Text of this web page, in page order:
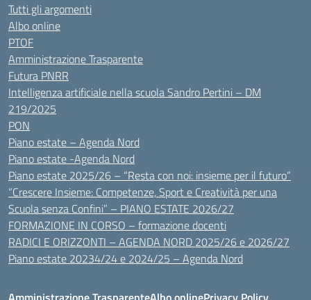
Tutti gli argomenti
Albo online
PTOF
Amministrazione Trasparente
Futura PNRR
Intelligenza artificiale nella scuola Sandro Pertini – DM
219/2025
PON
Piano estate – Agenda Nord
Piano estate -Agenda Nord
Piano estate 2025/26 – “Resta con noi: insieme per il futuro”
“Crescere Insieme: Competenze, Sport e Creatività per una
Scuola senza Confini” – PIANO ESTATE 2026/27
FORMAZIONE IN CORSO – formazione docenti
RADICI E ORIZZONTI – AGENDA NORD 2025/26 e 2026/27
Piano estate 20234/24 e 2024/25 – Agenda Nord